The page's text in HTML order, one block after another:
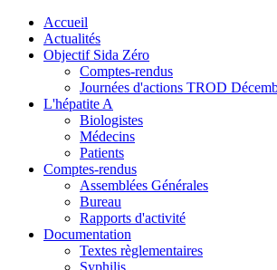
Accueil
Actualités
Objectif Sida Zéro
Comptes-rendus
Journées d'actions TROD
L'hépatite A
Biologistes
Médecins
Patients
Comptes-rendus
Assemblées Générales
Bureau
Rapports d'activité
Documentation
Textes règlementaires
Syphilis
précédente
précédent
suivante
suivant